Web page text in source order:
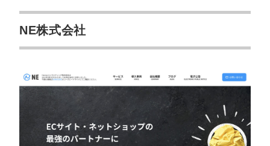
NE株式会社